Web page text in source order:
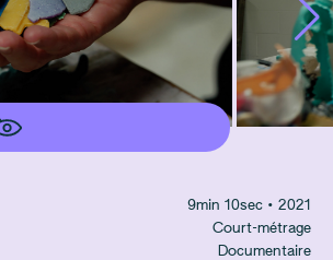
9min 10sec • 2021
Court-métrage
Documentaire